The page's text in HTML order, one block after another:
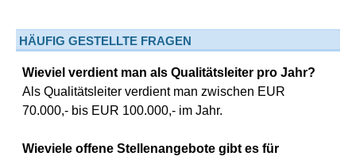
HÄUFIG GESTELLTE FRAGEN
Wieviel verdient man als Qualitätsleiter pro Jahr?
Als Qualitätsleiter verdient man zwischen EUR
70.000,- bis EUR 100.000,- im Jahr.
Wieviele offene Stellenangebote gibt es für